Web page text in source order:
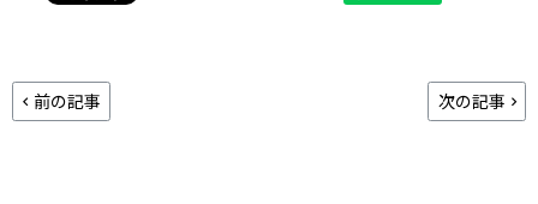
前の記事 次の記事